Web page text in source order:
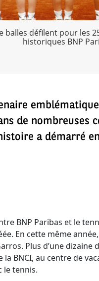
balles défilent pour les
historiques BNP
de nombreuses
a démarré
BNP Paribas et le
En cette même
Plus d’une dizaine
BNCI, au centre de
le tennis.